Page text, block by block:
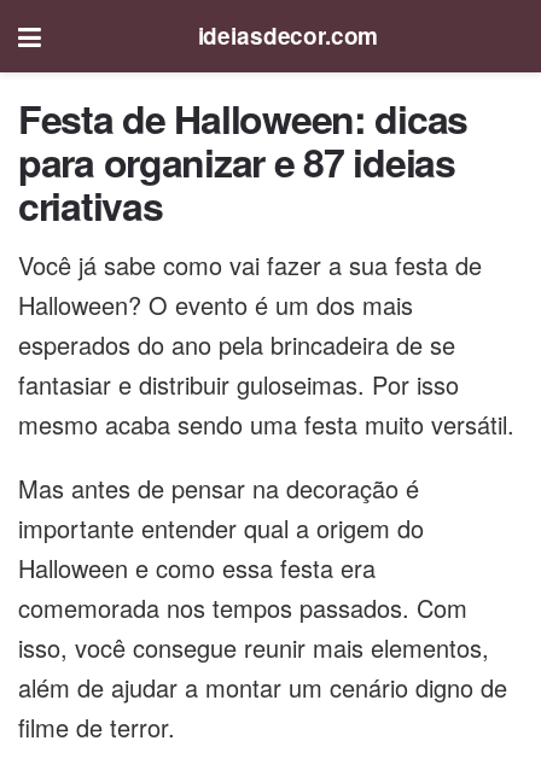
ideiasdecor.com
Festa de Halloween: dicas
para organizar e 87 ideias
criativas
Você já sabe como vai fazer a sua festa de
Halloween? O evento é um dos mais
esperados do ano pela brincadeira de se
fantasiar e distribuir guloseimas. Por isso
mesmo acaba sendo uma festa muito versátil.
Mas antes de pensar na decoração é
importante entender qual a origem do
Halloween e como essa festa era
comemorada nos tempos passados. Com
isso, você consegue reunir mais elementos,
além de ajudar a montar um cenário digno de
filme de terror.